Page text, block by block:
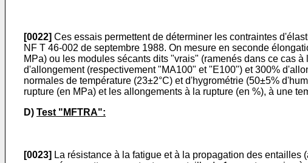
[0022] Ces essais permettent de déterminer les contraintes
NF T 46-002 de septembre 1988. On mesure en seconde
MPa) ou les modules sécants dits "vrais" (ramenés dans ce cas
d'allongement (respectivement "MA100" et "E100") et 300%
normales de température (23±2°C) et d'hygrométrie (50±5%
rupture (en MPa) et les allongements à la rupture (en %), à une
D) Test "MFTRA":
[0023] La résistance à la fatigue et à la propagation des